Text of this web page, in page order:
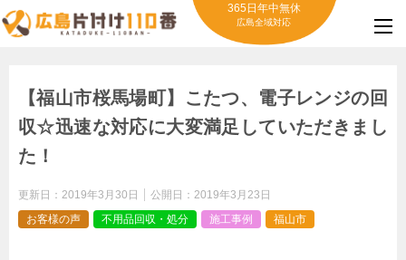
365日年中無休
広島全域対応
【福山市桜馬場町】こたつ、電子レンジの回
収☆迅速な対応に大変満足していただきまし
た！
更新日： 2019年3月30日 公開日： 2019年3月23日
お客様の声
不用品回収・処分 施工事例 福山市